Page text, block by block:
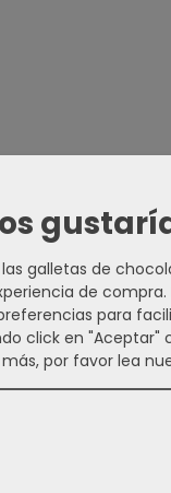
galletas de
de compra.
para
click en
por favor lea